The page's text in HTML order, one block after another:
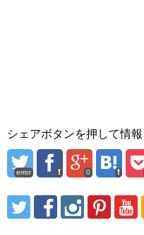
シェアボタンを押して情報
error 0